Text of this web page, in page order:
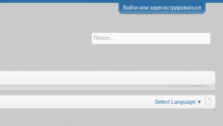
Войти или зарегистрироваться
Select Language ▼